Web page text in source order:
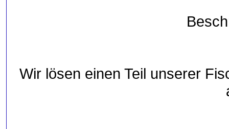
Wir lösen einen Teil unserer